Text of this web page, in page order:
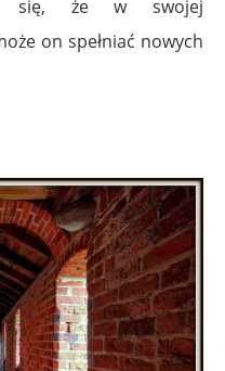
się, że w swojej
on spełniać nowych